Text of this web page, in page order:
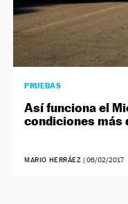
PRUEBAS
Así funciona el
condiciones más
MARIO HERRÁEZ | 06/02/2017